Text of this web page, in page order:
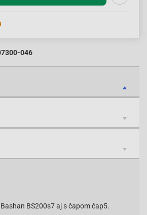
046
BS200s7 aj s čapom čap5.